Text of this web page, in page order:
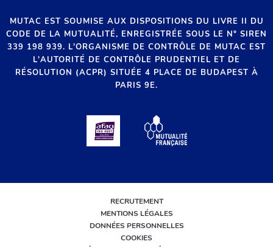
MUTAC EST SOUMISE AUX DISPOSITIONS DU LIVRE II DU
CODE DE LA MUTUALITÉ, ENREGISTRÉE SOUS LE N° SIREN
339 198 939. L'ORGANISME DE CONTRÔLE DE MUTAC EST
L'AUTORITÉ DE CONTRÔLE PRUDENTIEL ET DE
RÉSOLUTION (ACPR) SITUÉE 4 PLACE DE BUDAPEST À
PARIS 9E.
RECRUTEMENT
MENTIONS LÉGALES
DONNÉES PERSONNELLES
COOKIES